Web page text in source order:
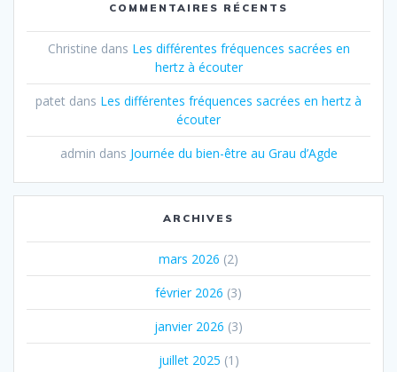
COMMENTAIRES RÉCENTS
Christine dans Les différentes fréquences sacrées en
hertz à écouter
patet dans Les différentes fréquences sacrées en hertz à
écouter
admin dans Journée du bien-être au Grau d’Agde
ARCHIVES
mars 2026 (2)
février 2026 (3)
janvier 2026 (3)
juillet 2025 (1)